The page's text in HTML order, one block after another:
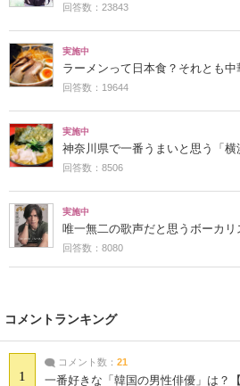
回答数：23843
実施中
ラーメンって日本食？それとも中
回答数：19644
実施中
神奈川県で一番うまいと思う「
回答数：8506
実施中
唯一無二の歌声だと思うボーカリ
回答数：8080
コメントランキング
1
コメント数： 21
一番好きな「韓国の男性俳優」は？